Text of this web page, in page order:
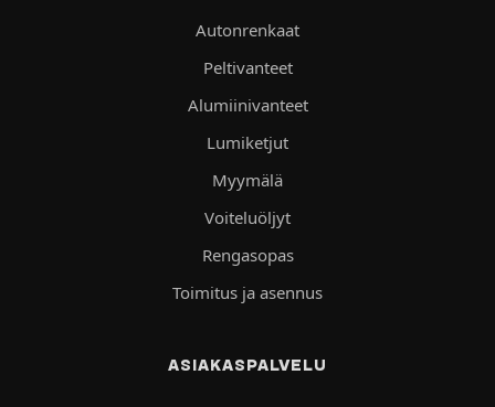
Autonrenkaat
Peltivanteet
Alumiinivanteet
Lumiketjut
Myymälä
Voiteluöljyt
Rengasopas
Toimitus ja asennus
ASIAKASPALVELU